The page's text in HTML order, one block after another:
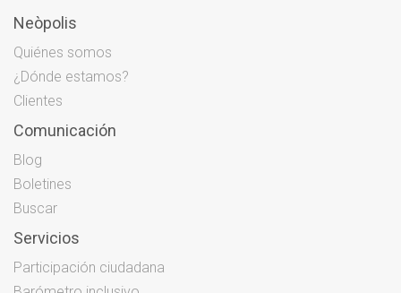
Neòpolis
Quiénes somos
¿Dónde estamos?
Clientes
Comunicación
Blog
Boletines
Buscar
Servicios
Participación ciudadana